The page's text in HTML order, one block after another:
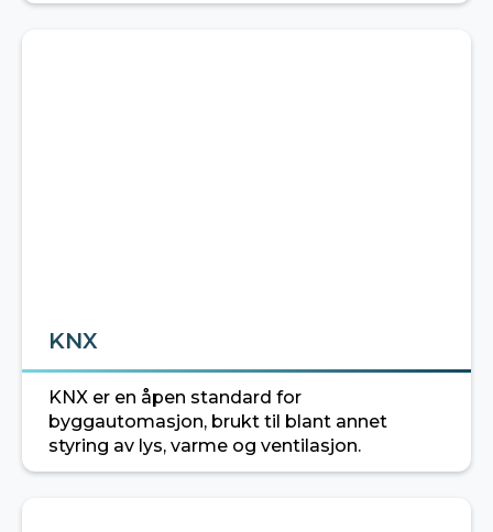
KNX
KNX er en åpen standard for
byggautomasjon, brukt til blant annet
styring av lys, varme og ventilasjon.